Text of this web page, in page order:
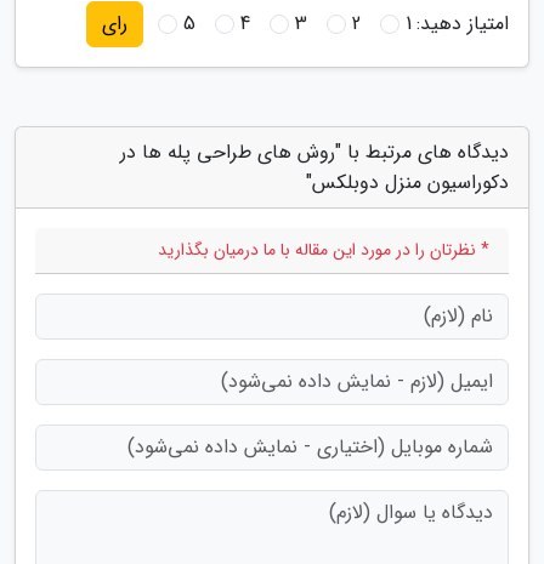
امتیاز دهید:1
2
3
4
5 رای
دیدگاه های مرتبط با "روش های طراحی پله ها در
دکوراسیون منزل دوبلکس"
* نظرتان را در مورد این مقاله با ما درمیان بگذارید